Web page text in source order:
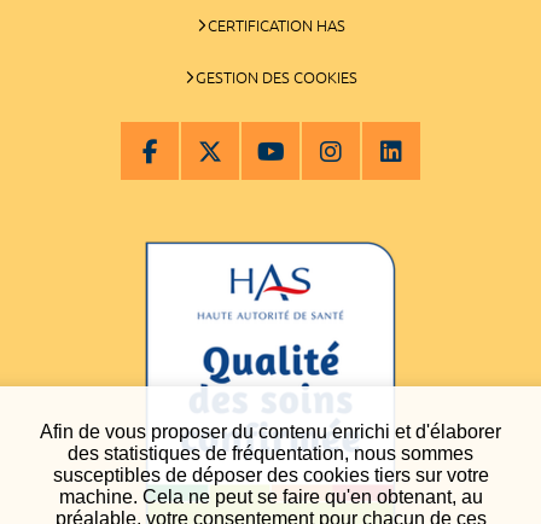
Afin de vous proposer du contenu enrichi et d'élaborer
des statistiques de fréquentation, nous sommes
susceptibles de déposer des cookies tiers sur votre
machine. Cela ne peut se faire qu'en obtenant, au
préalable, votre consentement pour chacun de ces
CERTIFICATION HAS
GESTION DES COOKIES